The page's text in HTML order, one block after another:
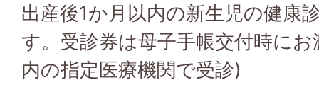
出産後1か月以内の新生児の健康
す。受診券は母子手帳交付時に
内の指定医療機関で受診)